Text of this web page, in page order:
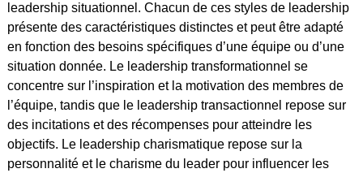
leadership situationnel. Chacun de ces styles de leadership
présente des caractéristiques distinctes et peut être adapté
en fonction des besoins spécifiques d’une équipe ou d’une
situation donnée. Le leadership transformationnel se
concentre sur l’inspiration et la motivation des membres de
l’équipe, tandis que le leadership transactionnel repose sur
des incitations et des récompenses pour atteindre les
objectifs. Le leadership charismatique repose sur la
personnalité et le charisme du leader pour influencer les